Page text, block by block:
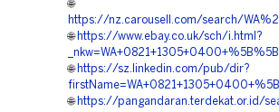
🌐
https://nz.carousell.com/search/
🌐 https://www.ebay.co.uk/sch/i.html?
🌐 https://sz.linkedin.com/pub/dir?
🌐 https://pangandaran.terdekat.or.id/